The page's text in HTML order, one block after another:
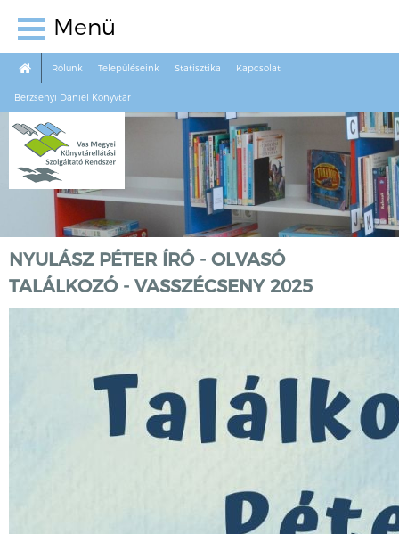
Menü
Rólunk Településeink Statisztika Kapcsolat
Berzsenyi Dániel Könyvtár
NYULÁSZ PÉTER ÍRÓ - OLVASÓ
TALÁLKOZÓ - VASSZÉCSENY 2025